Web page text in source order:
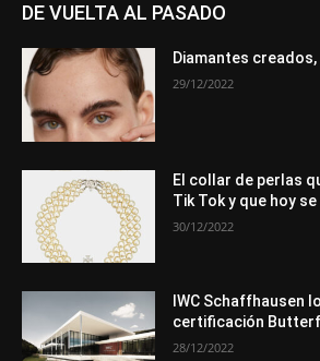
DE VUELTA AL PASADO
Diamantes
29/12/2022
El collar de perlas
Tik Tok y que hoy
30/12/2022
IWC Schaffhausen
certificación
28/12/2022